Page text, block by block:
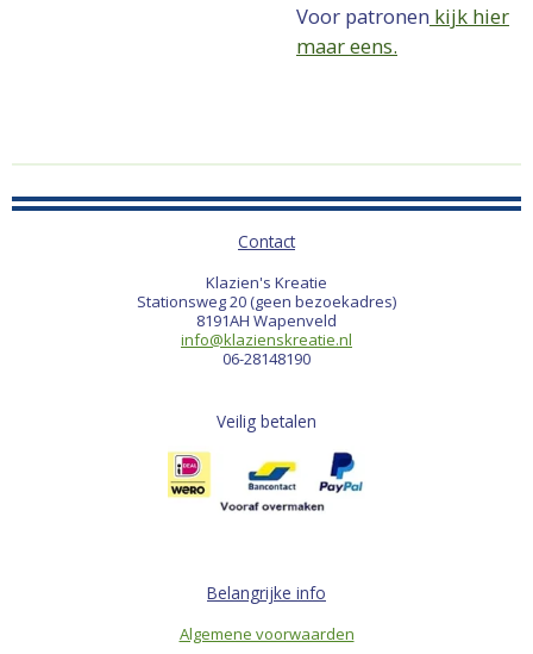
Voor patronen kijk hier
maar eens.
Contact
Klazien's Kreatie
Stationsweg 20 (geen bezoekadres)
8191AH Wapenveld
info@klazienskreatie.nl
06-28148190
Veilig betalen
Belangrijke info
Algemene voorwaarden